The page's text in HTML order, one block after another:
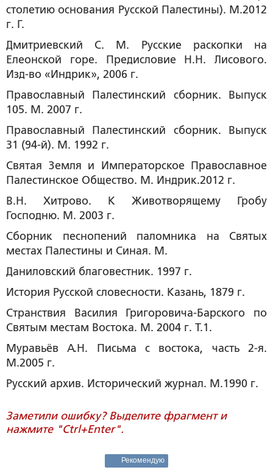
столетию основания Русской Палестины). М.2012
г. Г.
Дмитриевский С. М. Русские раскопки на
Елеонской горе. Предисловие Н.Н. Лисового.
Изд-во «Индрик», 2006 г.
Православный Палестинский сборник. Выпуск
105. М. 2007 г.
Православный Палестинский сборник. Выпуск
31 (94-й). М. 1992 г.
Святая Земля и Императорское Православное
Палестинское Общество. М. Индрик.2012 г.
В.Н. Хитрово. К Животворящему Гробу
Господню. М. 2003 г.
Сборник песнопений паломника на Святых
местах Палестины и Синая. М.
Даниловский благовестник. 1997 г.
История Русской словесности. Казань, 1879 г.
Странствия Василия Григоровича-Барского по
Святым местам Востока. М. 2004 г. Т.1.
Муравьёв А.Н. Письма с востока, часть 2-я.
М.2005 г.
Русский архив. Исторический журнал. М.1990 г.
Заметили ошибку? Выделите фрагмент и
нажмите "Ctrl+Enter".
Рекомендую